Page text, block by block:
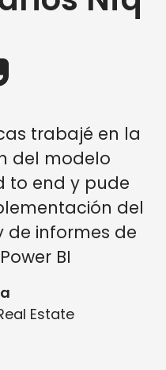
trabajé en la
del modelo
to end y pude
del
de informes de
BI
Estate